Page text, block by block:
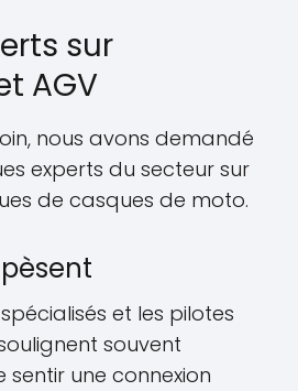
sur
AGV
nous avons demandé
experts du secteur sur
de casques de moto.
et les pilotes
souvent
sentir une connexion